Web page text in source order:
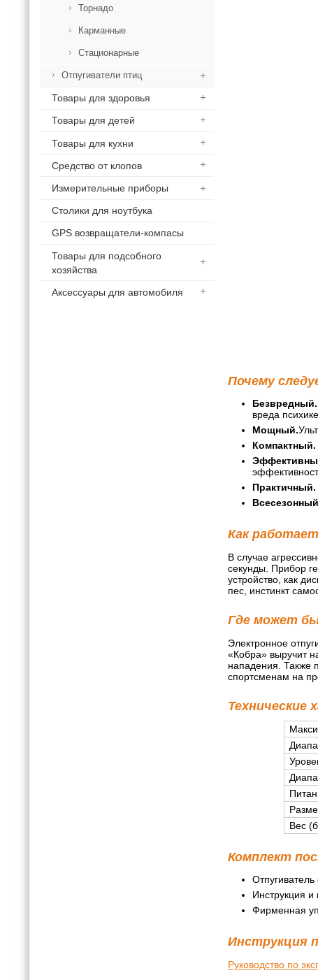
Торнадо
Карманные
Стационарные
Отпугиватели птиц
Товары для здоровья
Товары для детей
Товары для кухни
Средство от клопов
Измерительные приборы
Столики для ноутбука
GPS возвращатели-компасы
Товары для подсобного
хозяйства
Аксессуары для автомобиля
Почему
Безвредный.
вреда
Мощный.
Компактный.
Практичный.
Как
В случае
секунды. Прибор
устройство, как
пес, инстинкт
Где может
Электронное
«Кобра» выручит
нападения. Также
спортсменам на
Технические
Вес
Комплект
Инструкция и
Фирменная
Инструкция
Руководство по